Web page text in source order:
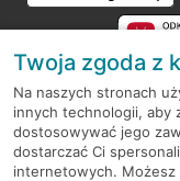
RODO
Regulamin serwisu
Twoja zgoda z
Na naszych stronach
innych technologii, aby
dostosowywać jego
dostarczać Ci
internetowych.